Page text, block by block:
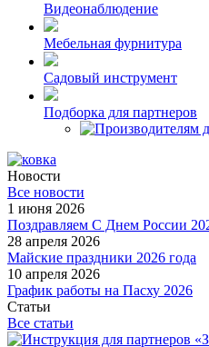
Видеонаблюдение
Мебельная фурнитура
Садовый инструмент
Подборка для партнеров
Новости
Все новости
1 июня 2026
Поздравляем С Днем России
28 апреля 2026
Майские праздники 2026 года
10 апреля 2026
График работы на Пасху 2026
Статьи
Все статьи